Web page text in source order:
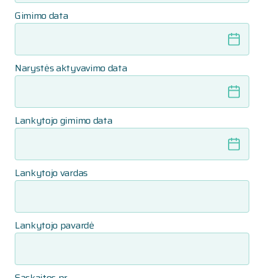
Gimimo data
Narystės aktyvavimo data
Lankytojo gimimo data
Lankytojo vardas
Lankytojo pavardė